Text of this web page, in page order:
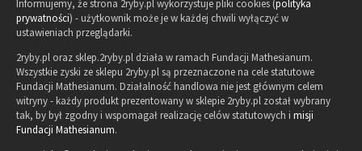
Informujemy, że strona 2ryby.pl wykorzystuje pliki cookies (polityka
prywatności) - użytkownik może je w każdej chwili wyłączyć w
ustawieniach przeglądarki.
2ryby.pl oraz sklep.2ryby.pl działa w ramach Fundacji Mathesianum.
Wszystkie zyski ze sklepu 2ryby.pl są przeznaczone na cele statutowe
Fundacji Mathesianum. Działalność handlowa nie jest głównym celem
witryny - każdy produkt prezentowany w sklepie 2ryby.pl został wybrany
tak, by był zgodny i wspomagał realizację celów statutowych i misji
Fundacji Mathesianum.